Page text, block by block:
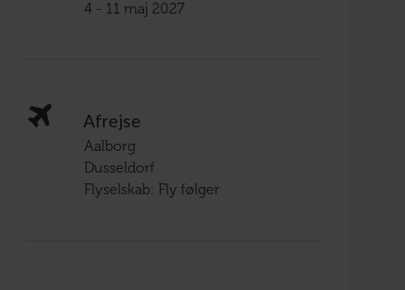
4 - 11 maj 2027
Afrejse
Aalborg
Dusseldorf
Flyselskab: Fly følger